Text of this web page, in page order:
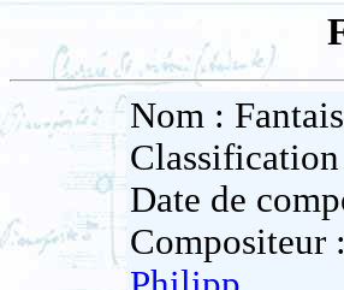
Nom :
Date de
Compositeur :